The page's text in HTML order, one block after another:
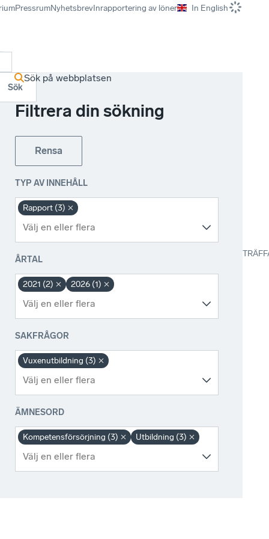
PressrumNyhetsbrevInrapportering av löner In English
Sök på webbplatsen
Filtrera din sökning
Rensa
TYP AV INNEHÅLL
Rapport (3)
ÅRTAL
2021 (2) 2026 (1)
SAKFRÅGOR
Vuxenutbildning (3)
ÄMNESORD
Kompetensförsörjning (3) Utbildning (3)
Sök